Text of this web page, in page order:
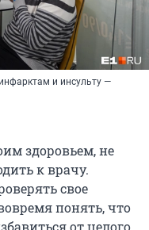
и инсульту —
здоровьем, не
к врачу.
свое
понять, что
от целого